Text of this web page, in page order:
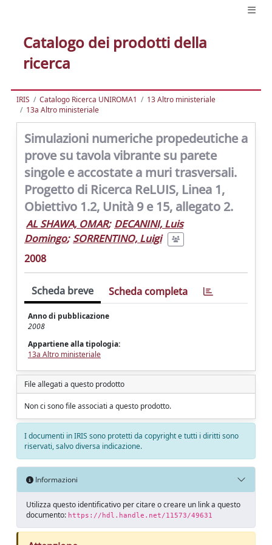
Catalogo dei prodotti della
ricerca
IRIS Catalogo Ricerca UNIROMA1
13 Altro ministeriale
13a Altro ministeriale
Simulazioni numeriche propedeutiche a
prove su tavola vibrante su parete
singole e accostate a muri trasversali.
Progetto di Ricerca ReLUIS, Linea 1,
Obiettivo 1.2, Unità 9 e 15, allegato 2.
AL SHAWA, OMAR; DECANINI, Luis
Domingo; SORRENTINO, Luigi
2008
Scheda breve Scheda completa
Anno di pubblicazione
2008
Appartiene alla tipologia:
13a Altro ministeriale
File allegati a questo prodotto
Non ci sono file associati a questo prodotto.
I documenti in IRIS sono protetti da copyright e tutti i diritti sono
riservati, salvo diversa indicazione.
Informazioni
Utilizza questo identificativo per citare o creare un link a questo
documento: https://hdl.handle.net/11573/49631